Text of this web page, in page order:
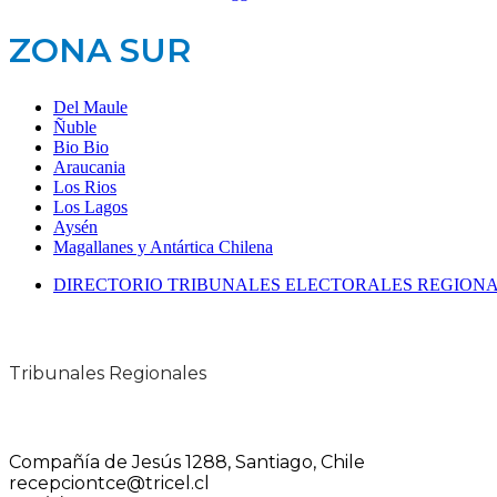
ZONA SUR
Del Maule
Ñuble
Bio Bio
Araucania
Los Rios
Los Lagos
Aysén
Magallanes y Antártica Chilena
DIRECTORIO TRIBUNALES ELECTORALES
Tribunales Regionales
Compañía de Jesús 1288, Santiago, Chile
recepciontce@tricel.cl